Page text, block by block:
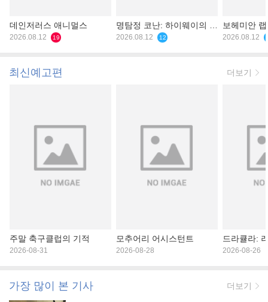
데인저러스 애니멀스
2026.08.12 19
명탐정 코난: 하이웨이의 타
천사
2026.08.12 12
보헤미안
2026.08.12
최신예고편 더보기
주말 축구클럽의 기적
2026-08-31
모추어리 어시스턴트
2026-08-28
드라큘라:
2026-08-26
가장 많이 본 기사 더보기